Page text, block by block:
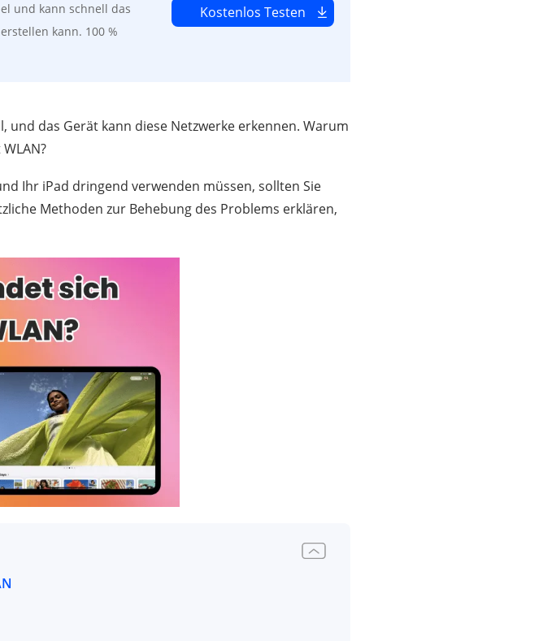
und kann schnell das
kann. 100 %
Kostenlos Testen
und das Gerät kann diese Netzwerke erkennen. Warum
Ihr iPad dringend verwenden müssen, sollten Sie
Methoden zur Behebung des Problems erklären,